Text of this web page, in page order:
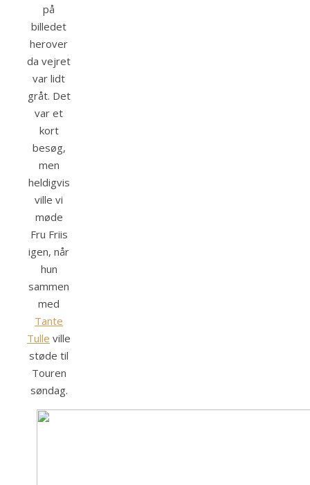
på
billedet
herover
da vejret
var lidt
gråt. Det
var et
kort
besøg,
men
heldigvis
ville vi
møde
Fru Friis
igen, når
hun
sammen
med
Tante
Tulle ville
støde til
Touren
søndag.